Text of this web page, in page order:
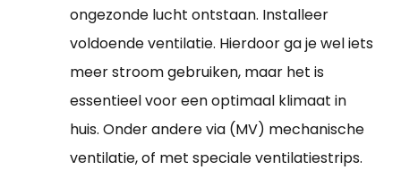
ongezonde lucht ontstaan. Installeer
voldoende ventilatie. Hierdoor ga je wel iets
meer stroom gebruiken, maar het is
essentieel voor een optimaal klimaat in
huis. Onder andere via (MV) mechanische
ventilatie, of met speciale ventilatiestrips.